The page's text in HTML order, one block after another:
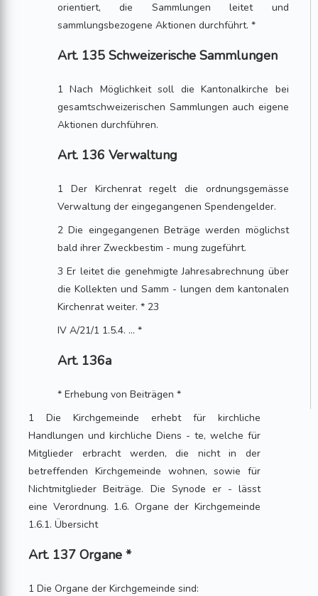
orientiert, die Sammlungen leitet und
sammlungsbezogene Aktionen durchführt. *
Art. 135 Schweizerische Sammlungen
1 Nach Möglichkeit soll die Kantonalkirche bei
gesamtschweizerischen Sammlungen auch eigene
Aktionen durchführen.
Art. 136 Verwaltung
1 Der Kirchenrat regelt die ordnungsgemässe
Verwaltung der eingegangenen Spendengelder.
2 Die eingegangenen Beträge werden möglichst
bald ihrer Zweckbestim - mung zugeführt.
3 Er leitet die genehmigte Jahresabrechnung über
die Kollekten und Samm - lungen dem kantonalen
Kirchenrat weiter. * 23
IV A/21/1 1.5.4. ... *
Art. 136a
* Erhebung von Beiträgen *
1 Die Kirchgemeinde erhebt für kirchliche
Handlungen und kirchliche Diens - te, welche für
Mitglieder erbracht werden, die nicht in der
betreffenden Kirchgemeinde wohnen, sowie für
Nichtmitglieder Beiträge. Die Synode er - lässt
eine Verordnung. 1.6. Organe der Kirchgemeinde
1.6.1. Übersicht
Art. 137 Organe *
1 Die Organe der Kirchgemeinde sind: